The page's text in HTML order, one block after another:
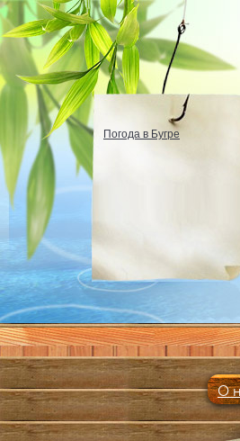
Погода в Бугре
О